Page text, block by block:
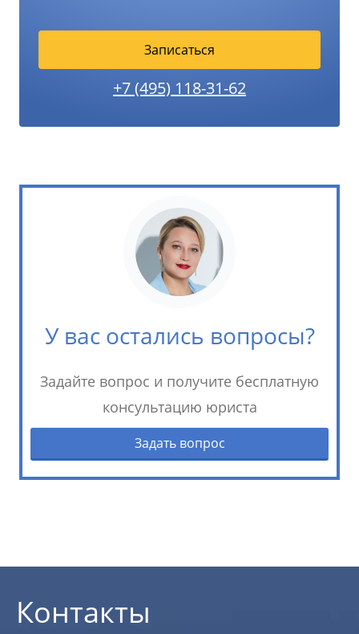
Записаться
+7 (495) 118-31-62
У вас остались вопросы?
Задайте вопрос и получите бесплатную
консультацию юриста
Задать вопрос
Контакты